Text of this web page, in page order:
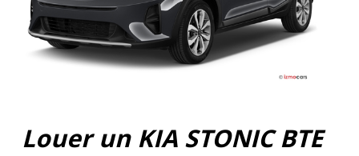
Louer un KIA STONIC BTE